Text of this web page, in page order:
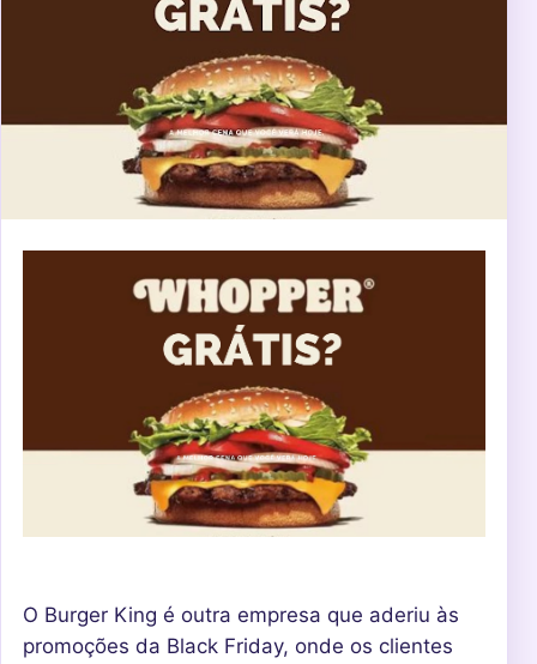
O Burger King é outra empresa que aderiu às
promoções da Black Friday, onde os clientes